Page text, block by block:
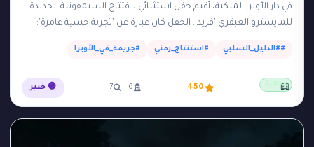
في دار الأوبرا الملكية، أقيم حفل استثنائي لافتتاح السيمفونية الجديدة
للمايسترو العبقري 'فريد'. الحفل كان عبارة عن 'تجربة حسية غامرة':
##الدليل_السلبي #استنتاج_زمني #جريمة_في_الأوبرا
مجانية 450
6
7 🟣 خبير 📖